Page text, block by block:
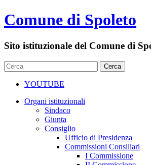
Comune di Spoleto
Sito istituzionale del Comune di
YOUTUBE
Organi istituzionali
Sindaco
Giunta
Consiglio
Ufficio di Presidenza
Commissioni Consiliari
I Commissione